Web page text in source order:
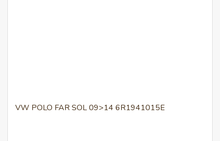
VW POLO FAR SOL 09>14 6R1941015E